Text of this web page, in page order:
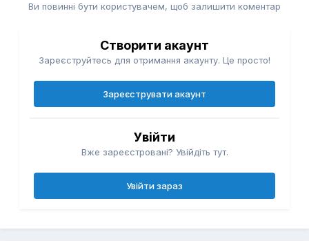
Ви повинні бути користувачем, щоб залишити коментар
Створити акаунт
Зареєструйтесь для отримання акаунту. Це просто!
Зареєструвати акаунт
Увійти
Вже зареєстровані? Увійдіть тут.
Увійти зараз